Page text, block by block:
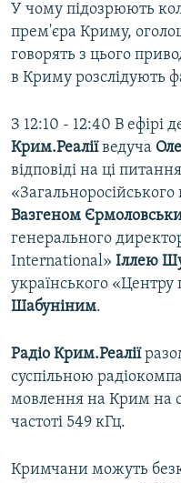
У чому підозрюють
прем'єра Криму,
говорять з цього
в Криму розслідують
З 12:10 - 12:40 В ефірі
Крим.Реаліїведуча
відповіді на ці
Вазгеном
генерального
International» Іллею
українського «Центру
Шабуніним.
Радіо Крим.Реалії
суспільною
мовлення на Крим на
частоті 549 кГц.
Кримчани можуть